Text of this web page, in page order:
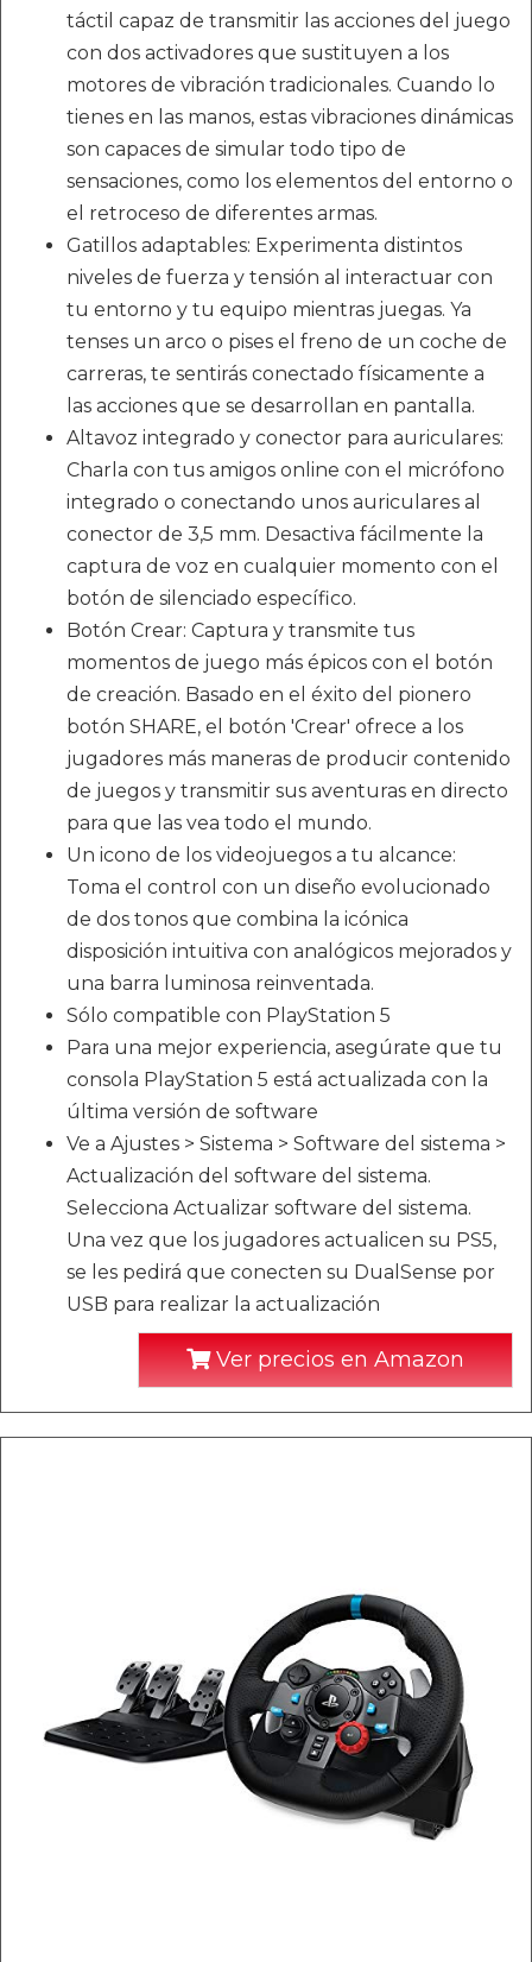
táctil capaz de transmitir las acciones del juego
con dos activadores que sustituyen a los
motores de vibración tradicionales. Cuando lo
tienes en las manos, estas vibraciones dinámicas
son capaces de simular todo tipo de
sensaciones, como los elementos del entorno o
el retroceso de diferentes armas.
Gatillos adaptables: Experimenta distintos
niveles de fuerza y tensión al interactuar con
tu entorno y tu equipo mientras juegas. Ya
tenses un arco o pises el freno de un coche de
carreras, te sentirás conectado físicamente a
las acciones que se desarrollan en pantalla.
Altavoz integrado y conector para auriculares:
Charla con tus amigos online con el micrófono
integrado o conectando unos auriculares al
conector de 3,5 mm. Desactiva fácilmente la
captura de voz en cualquier momento con el
botón de silenciado específico.
Botón Crear: Captura y transmite tus
momentos de juego más épicos con el botón
de creación. Basado en el éxito del pionero
botón SHARE, el botón 'Crear' ofrece a los
jugadores más maneras de producir contenido
de juegos y transmitir sus aventuras en directo
para que las vea todo el mundo.
Un icono de los videojuegos a tu alcance:
Toma el control con un diseño evolucionado
de dos tonos que combina la icónica
disposición intuitiva con analógicos mejorados y
una barra luminosa reinventada.
Sólo compatible con PlayStation 5
Para una mejor experiencia, asegúrate que tu
consola PlayStation 5 está actualizada con la
última versión de software
Ve a Ajustes > Sistema > Software del sistema >
Actualización del software del sistema.
Selecciona Actualizar software del sistema.
Una vez que los jugadores actualicen su PS5,
se les pedirá que conecten su DualSense por
USB para realizar la actualización
Ver precios en Amazon